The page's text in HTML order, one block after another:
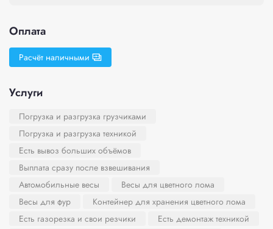
Оплата
Расчёт наличными
Услуги
Погрузка и разгрузка грузчиками
Погрузка и разгрузка техникой
Есть вывоз больших объёмов
Выплата сразу после взвешивания
Автомобильные весы
Весы для цветного лома
Весы для фур
Контейнер для хранения цветного лома
Есть газорезка и свои резчики
Есть демонтаж техникой